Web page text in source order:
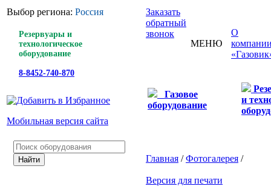
Выбор региона: Россия
Резервуары и
технологическое
оборудование
8-8452-740-870
Мобильная версия сайта
Заказать
обратный
звонок
МЕНЮ
О
Газовое
оборудование
и
Главная /Фотогалерея /
Версия для печати